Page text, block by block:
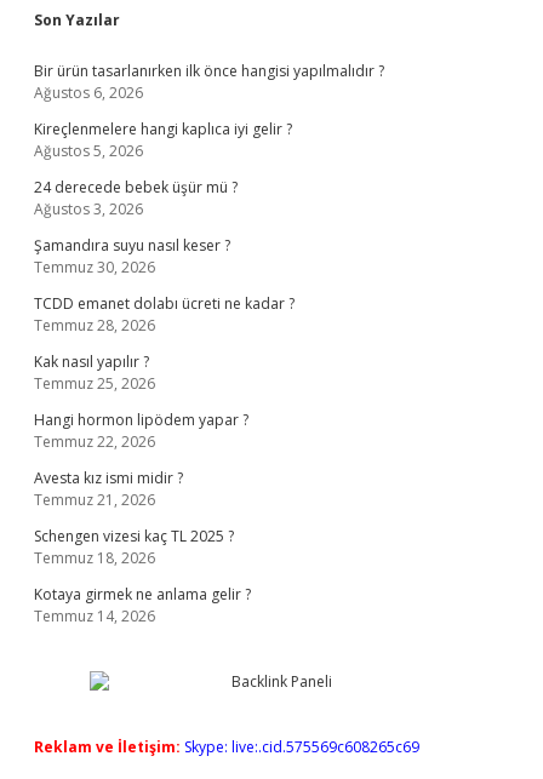
Sidebar
Son Yazılar
Bir ürün tasarlanırken ilk önce hangisi yapılmalıdır ?
Ağustos 6, 2026
Kireçlenmelere hangi kaplıca iyi gelir ?
Ağustos 5, 2026
24 derecede bebek üşür mü ?
Ağustos 3, 2026
Şamandıra suyu nasıl keser ?
Temmuz 30, 2026
TCDD emanet dolabı ücreti ne kadar ?
Temmuz 28, 2026
Kak nasıl yapılır ?
Temmuz 25, 2026
Hangi hormon lipödem yapar ?
Temmuz 22, 2026
Avesta kız ismi midir ?
Temmuz 21, 2026
Schengen vizesi kaç TL 2025 ?
Temmuz 18, 2026
Kotaya girmek ne anlama gelir ?
Temmuz 14, 2026
Reklam ve İletişim: Skype: live:.cid.575569c608265c69